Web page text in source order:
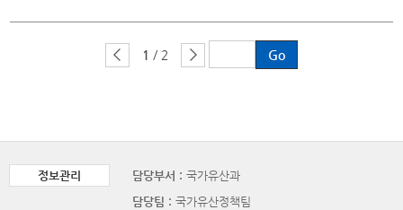
1 / 2
정보관리 담당부서 : 국가유산과
담당팀 : 국가유산정책팀